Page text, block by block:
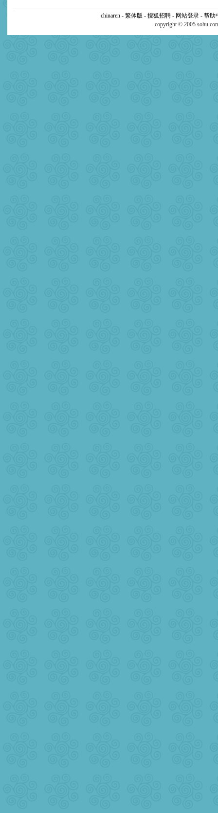
chinaren - 繁体版 - 搜狐招聘 - 网站登录 - 帮助
copyright © 2005